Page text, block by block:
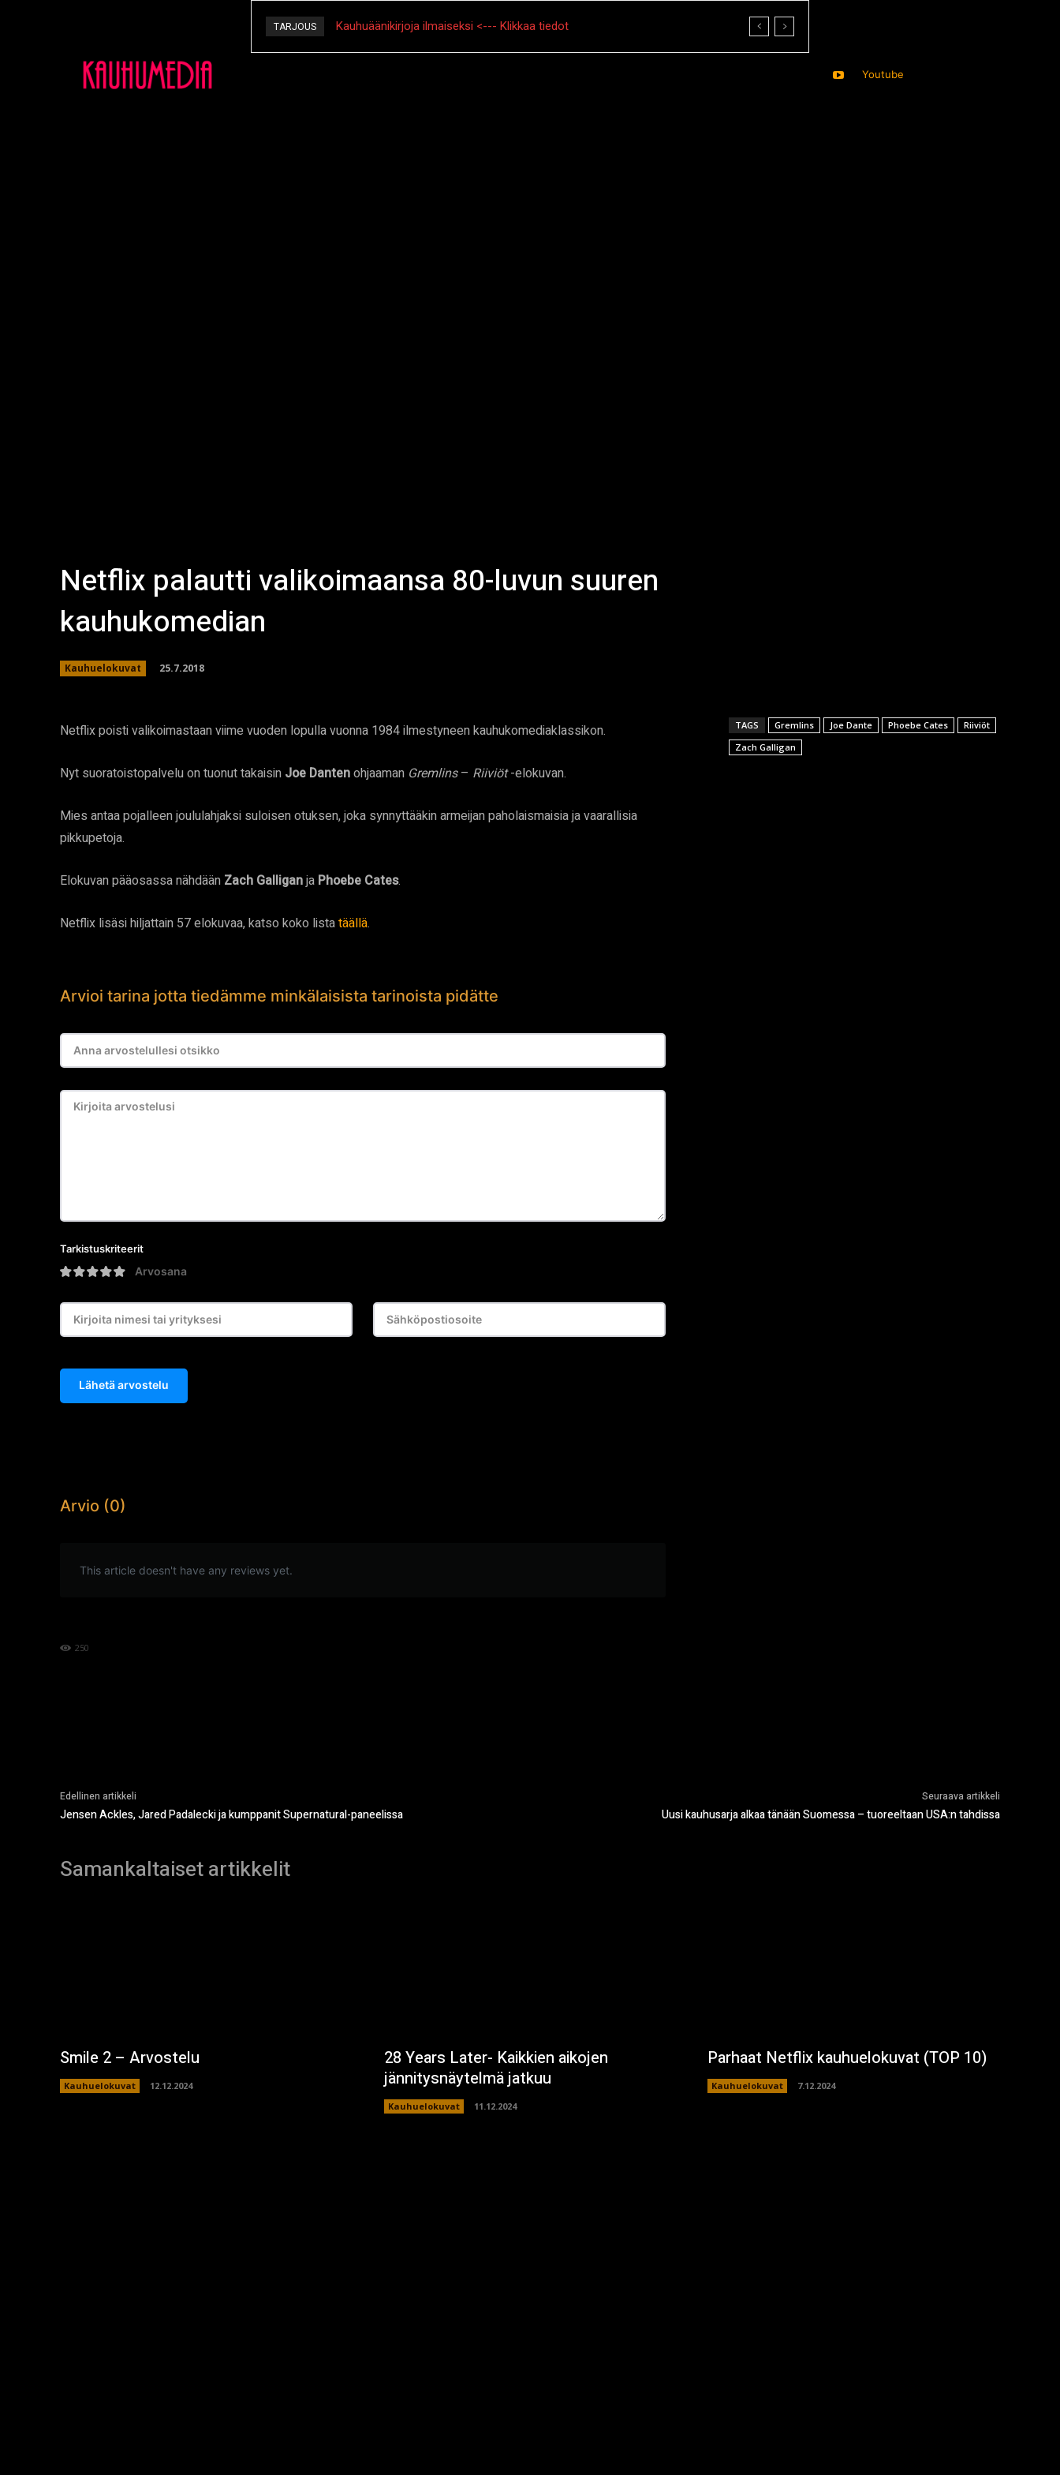
TARJOUS Kauhuäänikirjoja ilmaiseksi <--- Klikkaa tiedot
Youtube
Netflix palautti valikoimaansa 80-luvun suuren
kauhukomedian
Kauhuelokuvat 25.7.2018
Netflix poisti valikoimastaan viime vuoden lopulla vuonna 1984 ilmestyneen kauhukomediaklassikon.
Nyt suoratoistopalvelu on tuonut takaisin Joe Dantenohjaaman Gremlins– Riiviöt-elokuvan.
Mies antaa pojalleen joululahjaksi suloisen otuksen, joka synnyttääkin armeijan paholaismaisia ja vaarallisia
pikkupetoja.
Elokuvan pääosassa nähdään Zach Galliganja Phoebe Cates.
Netflix lisäsi hiljattain 57 elokuvaa, katso koko listatäällä.
Arvioi tarina jotta tiedämme minkälaisista tarinoista pidätte
Tarkistuskriteerit
Arvosana
Lähetä arvostelu
Arvio (0)
This article doesn't have any reviews yet.
250
TAGS Gremlins Joe Dante Phoebe Cates
Riiviöt
Zach Galligan
Edellinen artikkeli
Jensen Ackles, Jared Padalecki ja kumppanit Supernatural-paneelissa
Seuraava artikkeli
Uusi kauhusarja alkaa tänään Suomessa – tuoreeltaan USA:n tahdissa
Samankaltaiset artikkelit
Smile 2 – Arvostelu
Kauhuelokuvat 12.12.2024
28 Years Later- Kaikkien aikojen
jännitysnäytelmä jatkuu
Kauhuelokuvat 11.12.2024
Parhaat Netflix kauhuelokuvat (TOP 10)
Kauhuelokuvat 7.12.2024